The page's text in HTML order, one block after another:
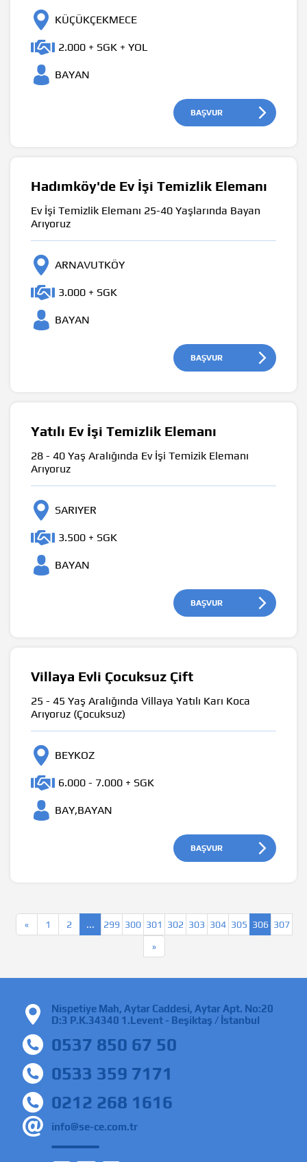
KÜÇÜKÇEKMECE
2.000 + SGK + YOL
BAYAN
BAŞVUR
Hadımköy'de Ev İşi Temizlik Elemanı
Ev İşi Temizlik Elemanı 25-40 Yaşlarında Bayan
Arıyoruz
ARNAVUTKÖY
3.000 + SGK
BAYAN
BAŞVUR
Yatılı Ev İşi Temizlik Elemanı
28 - 40 Yaş Aralığında Ev İşi Temizik Elemanı
Arıyoruz
SARIYER
3.500 + SGK
BAYAN
BAŞVUR
Villaya Evli Çocuksuz Çift
25 - 45 Yaş Aralığında Villaya Yatılı Karı Koca
Arıyoruz (Çocuksuz)
BEYKOZ
6.000 - 7.000 + SGK
BAY,BAYAN
BAŞVUR
« 1 2 ... 299 300 301 302 303 304 305 306 307
»
Nispetiye Mah, Aytar Caddesi, Aytar Apt. No:20
D:3 P.K.34340 1.Levent - Beşiktaş / İstanbul
0537 850 67 50
0533 359 7171
0212 268 1616
info@se-ce.com.tr